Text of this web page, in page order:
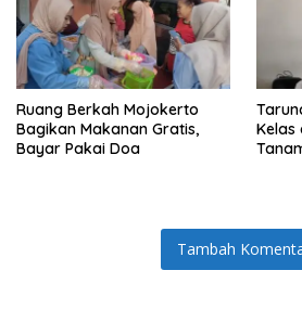
Ruang Berkah Mojokerto
Bagikan Makanan Gratis,
Bayar Pakai Doa
Kelas
Tambah